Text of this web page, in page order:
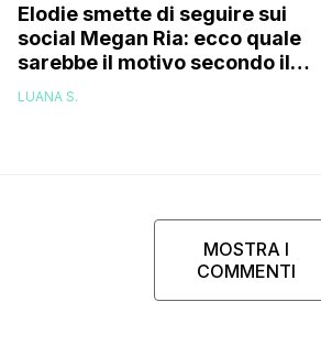
Elodie smette di seguire sui
social Megan Ria: ecco quale
sarebbe il motivo secondo il
web (e c’entra Franceska)
LUANA S.
MOSTRA I
COMMENTI